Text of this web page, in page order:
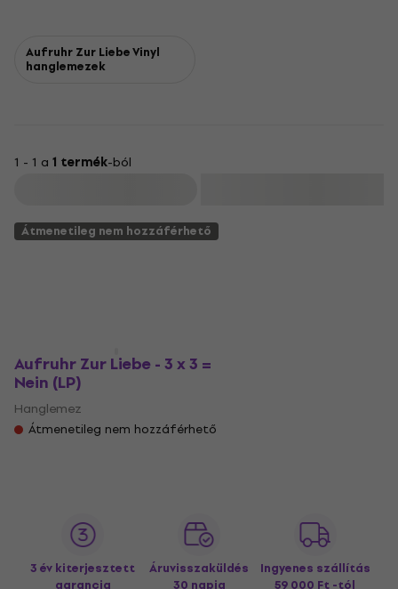
Aufruhr Zur Liebe Vinyl
hanglemezek
1 - 1 a 1 termék-ból
Átmenetileg nem hozzáférhető
Aufruhr Zur Liebe - 3 x 3 =
Nein (LP)
Hanglemez
Átmenetileg nem hozzáférhető
3 év kiterjesztett
garancia
Áruvisszaküldés
30 napig
Ingyenes szállítás
59 000 Ft -tól